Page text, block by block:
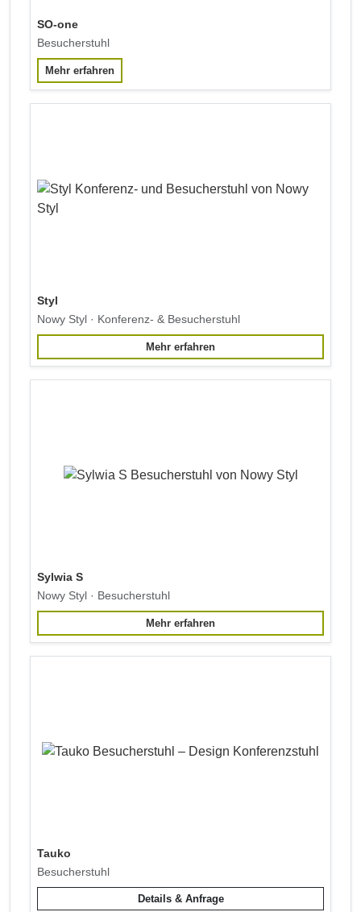
SO-one
Besucherstuhl
Mehr erfahren
Styl
Nowy Styl · Konferenz- & Besucherstuhl
Mehr erfahren
Sylwia S
Nowy Styl · Besucherstuhl
Mehr erfahren
Tauko
Besucherstuhl
Details & Anfrage